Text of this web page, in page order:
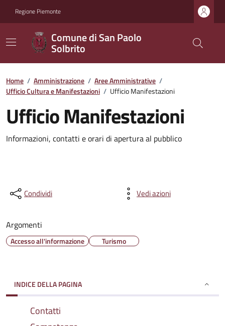
Regione Piemonte
Comune di San Paolo
Solbrito
Home / Amministrazione / Aree Amministrative /
Ufficio Cultura e Manifestazioni / Ufficio Manifestazioni
Ufficio Manifestazioni
Informazioni, contatti e orari di apertura al pubblico
Condividi Vedi azioni
Argomenti
Accesso all'informazione Turismo
INDICE DELLA PAGINA
Contatti